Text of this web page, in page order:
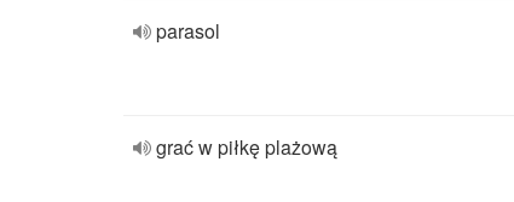
parasol
grać w piłkę plażową